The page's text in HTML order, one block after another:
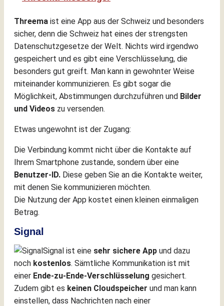
Threema ist eine App aus der Schweiz und besonders
sicher, denn die Schweiz hat eines der strengsten
Datenschutzgesetze der Welt. Nichts wird irgendwo
gespeichert und es gibt eine Verschlüsselung, die
besonders gut greift. Man kann in gewohnter Weise
miteinander kommunizieren. Es gibt sogar die
Möglichkeit, Abstimmungen durchzuführen und Bilder
und Videos zu versenden.
Etwas ungewohnt ist der Zugang:
Die Verbindung kommt nicht über die Kontakte auf
Ihrem Smartphone zustande, sondern über eine
Benutzer-ID. Diese geben Sie an die Kontakte weiter,
mit denen Sie kommunizieren möchten.
Die Nutzung der App kostet einen kleinen einmaligen
Betrag.
Signal
Signal ist eine sehr sichere App und dazu
noch kostenlos. Sämtliche Kommunikation ist mit
einer Ende-zu-Ende-Verschlüsselung gesichert.
Zudem gibt es keinen Cloudspeicher und man kann
einstellen, dass Nachrichten nach einer